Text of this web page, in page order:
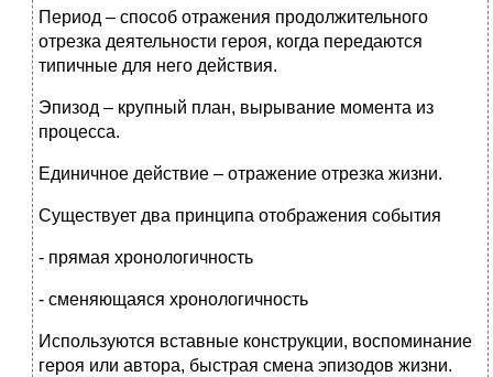
Период – способ отражения продолжительного
отрезка деятельности героя, когда передаются
типичные для него действия.
Эпизод – крупный план, вырывание момента из
процесса.
Единичное действие – отражение отрезка жизни.
Существует два принципа отображения события
- прямая хронологичность
- сменяющаяся хронологичность
Используются вставные конструкции, воспоминание
героя или автора, быстрая смена эпизодов жизни.